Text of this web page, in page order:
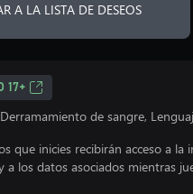
A LA LISTA DE DESEOS
17+
de sangre,
que inicies recibirán acceso a la
a los datos asociados mientras